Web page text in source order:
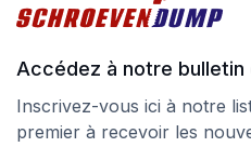
Accédez à notre
Inscrivez-vous ici à notre
premier à recevoir les